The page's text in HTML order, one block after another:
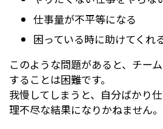
仕事量が不平等になる
困っている時に助けてくれ
このような問題があると、チー
することは困難です。
我慢してしまうと、自分ばかり
理不尽な結果になりかねません。